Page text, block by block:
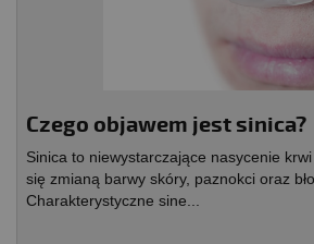
Czego objawem jest sinica?
Sinica to niewystarczające nasycenie
się zmianą barwy skóry, paznokci oraz
Charakterystyczne sine...